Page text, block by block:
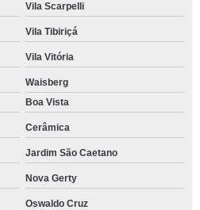
Vila Scarpelli
Vila Tibiriçá
Vila Vitória
Waisberg
Boa Vista
Cerâmica
Jardim São Caetano
Nova Gerty
Oswaldo Cruz